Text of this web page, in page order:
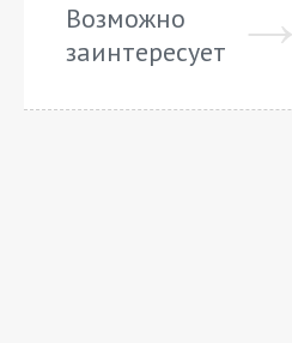
Возможно
заинтересует